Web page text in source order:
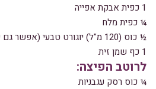
1 כפית אבקת אפייה
¼ כפית מלח
½ כוס (120 מ"ל) יוגורט טבעי (אפשר גם יוגורט סויה)
1 כף שמן זית
לרוטב הפיצה:
¼ כוס רסק עגבניות